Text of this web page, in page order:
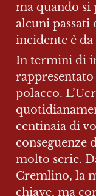
ma quando
alcuni passati
incidente è
In termini di
polacco.
centinaia di
conseguenze
molto serie.
Cremlino, la
chiave, ma